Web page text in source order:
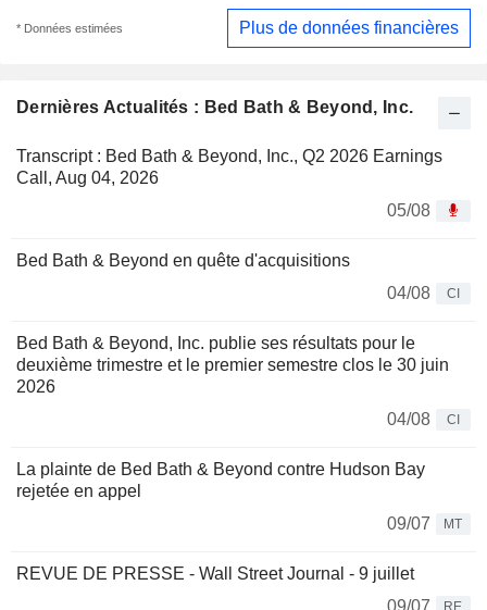
Dernières Actualités : Bed Bath & Beyond, Inc.
Transcript : Bed Bath & Beyond, Inc., Q2 2026 Earnings
Call, Aug 04, 2026
05/08
Bed Bath & Beyond en quête d'acquisitions
04/08
CI
Bed Bath & Beyond, Inc. publie ses résultats pour le
deuxième trimestre et le premier semestre clos le 30 juin
2026
04/08
CI
La plainte de Bed Bath & Beyond contre Hudson Bay
rejetée en appel
09/07
MT
REVUE DE PRESSE - Wall Street Journal - 9 juillet
09/07
RE
* Données estimées Plus de données financières